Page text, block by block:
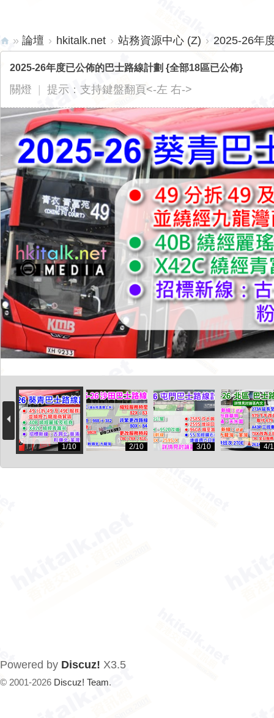
交
通
資
訊
網
» 論壇 › hkitalk.net › 站務資源中心 (Z) › 2025-26年
2025-26年度已公佈的巴士路線計劃 {全部18區已公佈}
關燈 提示：支持鍵盤翻頁<-左 右->
1/10 2/10 3/10 4/
Powered by Discuz! X3.5
© 2001-2026 Discuz! Team.